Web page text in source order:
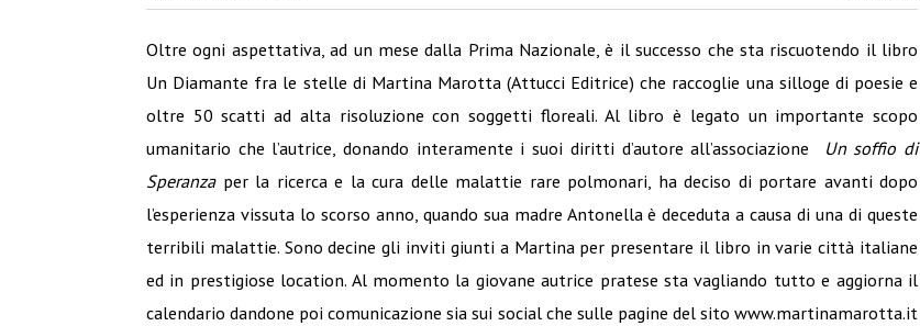
Oltre ogni aspettativa, ad un mese dalla Prima Nazionale, è il successo che sta riscuotendo il libro
Un Diamante fra le stelle di Martina Marotta (Attucci Editrice) che raccoglie una silloge di poesie e
oltre 50 scatti ad alta risoluzione con soggetti floreali. Al libro è legato un importante scopo
umanitario che l’autrice, donando interamente i suoi diritti d’autore all’associazione
Un soffio di
Speranzaper la ricerca e la cura delle malattie rare polmonari, ha deciso di portare avanti dopo
l’esperienza vissuta lo scorso anno, quando sua madre Antonella è deceduta a causa di una di queste
terribili malattie. Sono decine gli inviti giunti a Martina per presentare il libro in varie città italiane
ed in prestigiose location. Al momento la giovane autrice pratese sta vagliando tutto e aggiorna il
calendario dandone poi comunicazione sia sui social che sulle pagine del sito www.martinamarotta.it